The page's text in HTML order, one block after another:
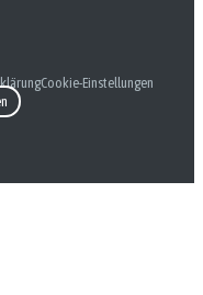
Cookie-Einstellungen